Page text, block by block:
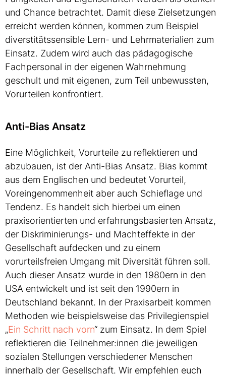
und Chance betrachtet. Damit diese Zielsetzungen
erreicht werden können, kommen zum Beispiel
diverstitätssensible Lern- und Lehrmaterialien zum
Einsatz. Zudem wird auch das pädagogische
Fachpersonal in der eigenen Wahrnehmung
geschult und mit eigenen, zum Teil unbewussten,
Vorurteilen konfrontiert.
Anti-Bias Ansatz
Eine Möglichkeit, Vorurteile zu reflektieren und
abzubauen, ist der Anti-Bias Ansatz. Bias kommt
aus dem Englischen und bedeutet Vorurteil,
Voreingenommenheit aber auch Schieflage und
Tendenz. Es handelt sich hierbei um einen
praxisorientierten und erfahrungsbasierten Ansatz,
der Diskriminierungs- und Machteffekte in der
Gesellschaft aufdecken und zu einem
vorurteilsfreien Umgang mit Diversität führen soll.
Auch dieser Ansatz wurde in den 1980ern in den
USA entwickelt und ist seit den 1990ern in
Deutschland bekannt. In der Praxisarbeit kommen
Methoden wie beispielsweise das Privilegienspiel
„Ein Schritt nach vorn“ zum Einsatz. In dem Spiel
reflektieren die Teilnehmer:innen die jeweiligen
sozialen Stellungen verschiedener Menschen
innerhalb der Gesellschaft. Wir empfehlen euch